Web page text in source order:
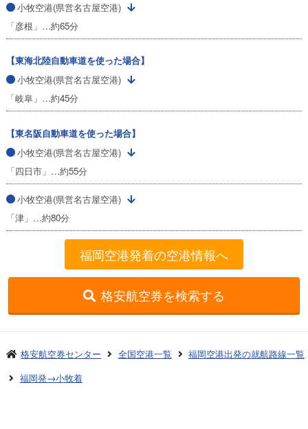
小牧空港(県営名古屋空港)
「彦根」…約65分
【東海北陸自動車道を使った場合】
小牧空港(県営名古屋空港)
「岐阜」…約45分
【東名阪自動車道を使った場合】
小牧空港(県営名古屋空港)
「四日市」…約55分
小牧空港(県営名古屋空港)
「津」…約80分
福岡空港発着の空港情報へ
格安航空券を検索する
格安航空券センター 全国空港一覧
福岡空港出発の就航路線一覧
福岡発→小牧着